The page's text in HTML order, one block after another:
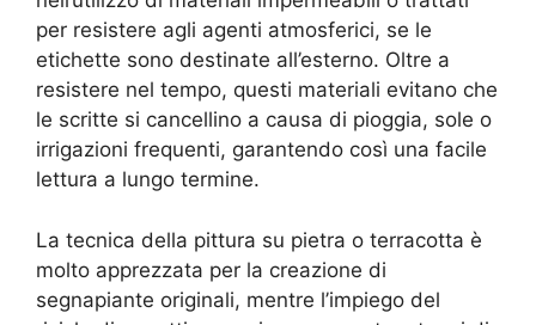
per resistere agli agenti atmosferici, se le
etichette sono destinate all’esterno. Oltre a
resistere nel tempo, questi materiali evitano che
le scritte si cancellino a causa di pioggia, sole o
irrigazioni frequenti, garantendo così una facile
lettura a lungo termine.
La tecnica della pittura su pietra o terracotta è
molto apprezzata per la creazione di
segnapiante originali, mentre l’impiego del